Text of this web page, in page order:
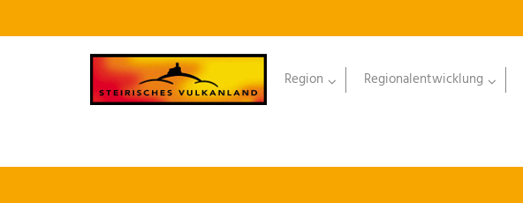
Region Regionalentwicklung